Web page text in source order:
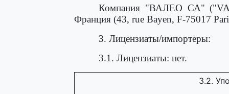
Компания "ВАЛЕО СА"
Франция (43, rue Bayen, F-75017
3. Лицензиаты/импортеры:
3.1. Лицензиаты: нет.
3.2.